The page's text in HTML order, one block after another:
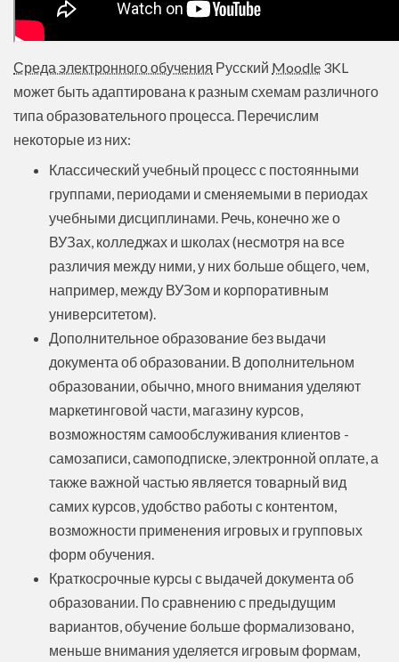
Среда электронного обучения Русский Moodle 3KL
может быть адаптирована к разным схемам различного
типа образовательного процесса. Перечислим
некоторые из них:
Классический учебный процесс с постоянными
группами, периодами и сменяемыми в периодах
учебными дисциплинами. Речь, конечно же о
ВУЗах, колледжах и школах (несмотря на все
различия между ними, у них больше общего, чем,
например, между ВУЗом и корпоративным
университетом).
Дополнительное образование без выдачи
документа об образовании. В дополнительном
образовании, обычно, много внимания уделяют
маркетинговой части, магазину курсов,
возможностям самообслуживания клиентов -
самозаписи, самоподписке, электронной оплате, а
также важной частью является товарный вид
самих курсов, удобство работы с контентом,
возможности применения игровых и групповых
форм обучения.
Краткосрочные курсы с выдачей документа об
образовании. По сравнению с предыдущим
вариантов, обучение больше формализовано,
меньше внимания уделяется игровым формам,